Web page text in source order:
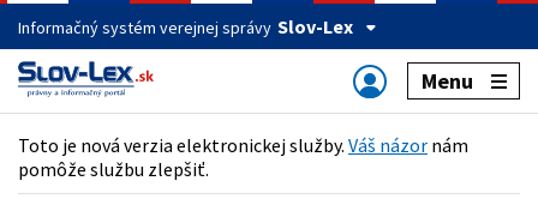
Informačný systém verejnej správy Slov-Lex
Menu
Toto je nová verzia elektronickej služby. Váš názor nám
pomôže službu zlepšiť.